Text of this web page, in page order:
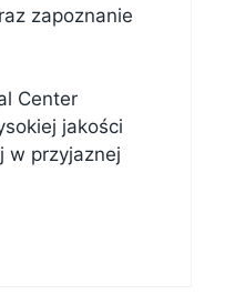
zapoznanie
Center
jakości
w przyjaznej